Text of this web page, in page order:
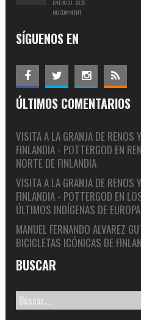
ENERO 21, 2025
NO COMMENT
SÍGUENOS EN
ÚLTIMOS COMENTARIOS
VISITA A LA GRANJA DE RENOS
FINLANDIA - POTTERGOD EN
NORTE DE FINLANDIA
VISITA A LA GRANJA DE RENOS
FINLANDIA - POTTERGOD EN
ÚLTIMOS INDÍGENAS DE EUROPA
MANUEL FERNANDO ALVAREZ
BICICLETAS ICÓNICAS DE
BUSCAR